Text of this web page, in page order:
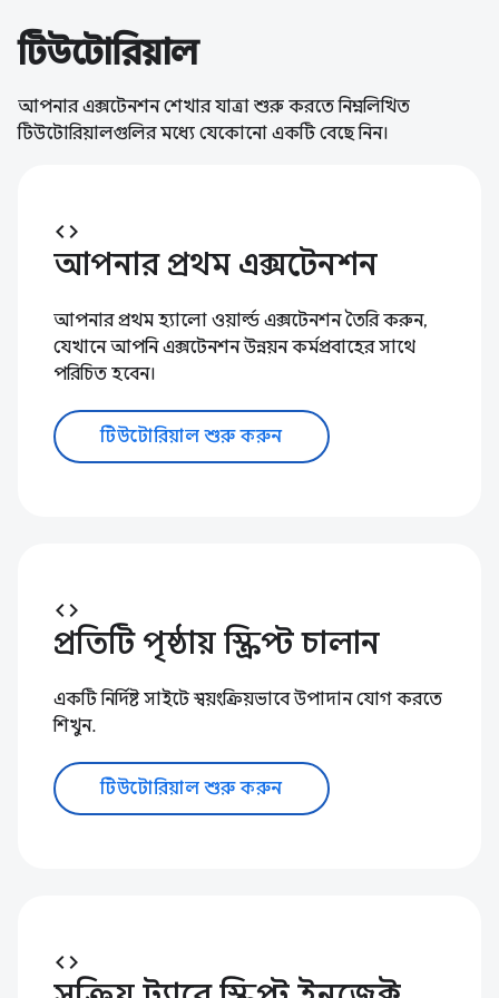
টিউটোরিয়াল
আপনার এক্সটেনশন শেখার যাত্রা শুরু করতে নিম্নলিখিত
টিউটোরিয়ালগুলির মধ্যে যেকোনো একটি বেছে নিন।
code
আপনার প্রথম এক্সটেনশন
আপনার প্রথম হ্যালো ওয়ার্ল্ড এক্সটেনশন তৈরি করুন,
যেখানে আপনি এক্সটেনশন উন্নয়ন কর্মপ্রবাহের সাথে
পরিচিত হবেন।
টিউটোরিয়াল শুরু করুন
code
প্রতিটি পৃষ্ঠায় স্ক্রিপ্ট চালান
একটি নির্দিষ্ট সাইটে স্বয়ংক্রিয়ভাবে উপাদান যোগ করতে
শিখুন.
টিউটোরিয়াল শুরু করুন
code